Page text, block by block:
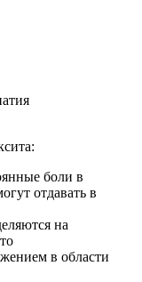
боли в
отдавать в
на
в области